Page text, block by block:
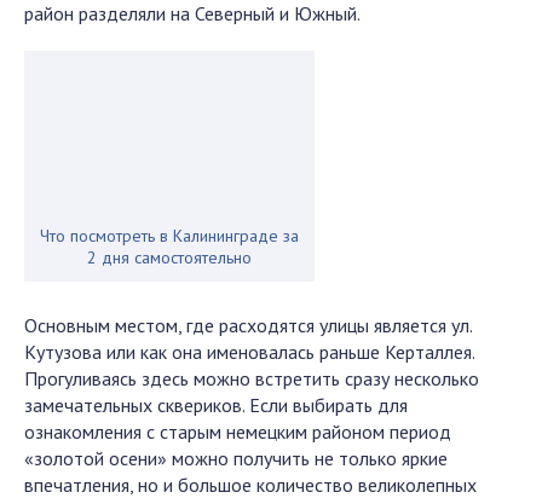
район разделяли на Северный и Южный.
Что посмотреть в Калининграде за
2 дня самостоятельно
Основным местом, где расходятся улицы является ул.
Кутузова или как она именовалась раньше Керталлея.
Прогуливаясь здесь можно встретить сразу несколько
замечательных сквериков. Если выбирать для
ознакомления с старым немецким районом период
«золотой осени» можно получить не только яркие
впечатления, но и большое количество великолепных